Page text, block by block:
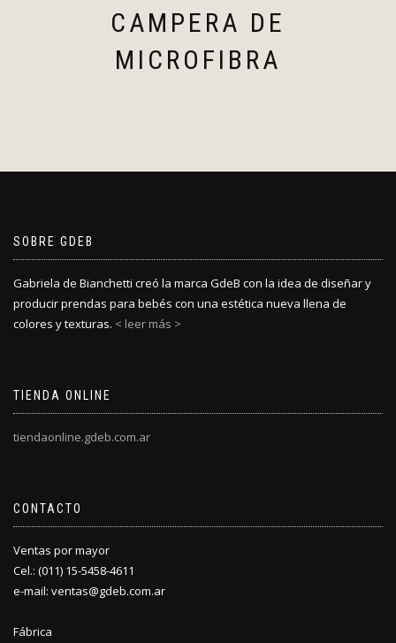
CAMPERA DE
MICROFIBRA
SOBRE GDEB
Gabriela de Bianchetti creó la marca GdeB con la idea de diseñar y
producir prendas para bebés con una estética nueva llena de
colores y texturas. < leer más >
TIENDA ONLINE
tiendaonline.gdeb.com.ar
CONTACTO
Ventas por mayor
Cel.: (011) 15-5458-4611
e-mail: ventas@gdeb.com.ar
Fábrica